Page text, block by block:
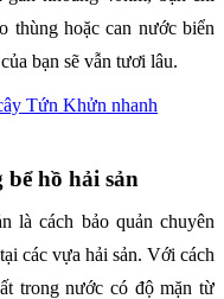
thùng hoặc can nước biển
bạn sẽ vẫn tươi lâu.
Tứn Khửn nhanh
hồ hải sản
là cách bảo quản chuyên
các vựa hải sản. Với cách
trong nước có độ mặn từ